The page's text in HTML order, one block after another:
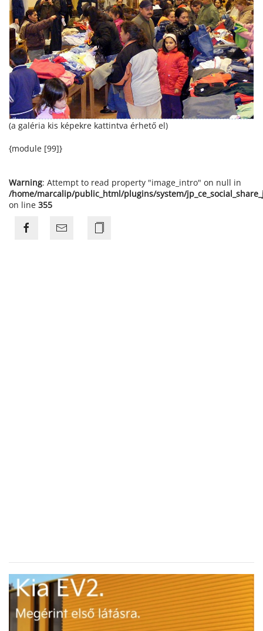
(a galéria kis képekre kattintva érhető el)
{module [99]}
Warning: Attempt to read property "image_intro" on null in
/home/marcalip/public_html/plugins/system/
on line 355